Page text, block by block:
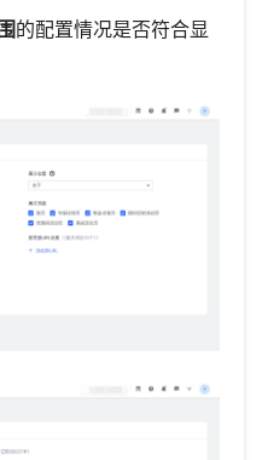
的配置情况是否符合显